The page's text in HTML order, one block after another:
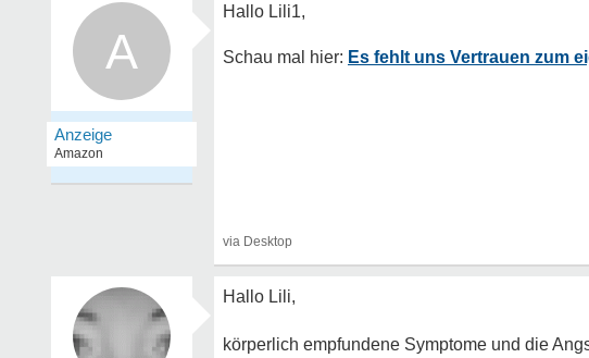
A Es fehlt uns Vertrauen zum
Hallo Lili,
körperlich empfundene Symptome und die